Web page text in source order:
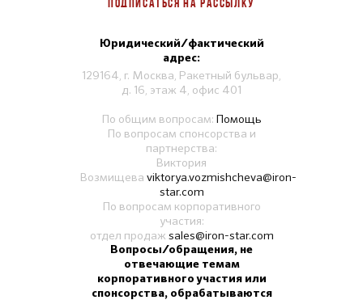
Юридический/фактический
адрес:
129164, г. Москва, Ракетный бульвар,
д. 16, этаж 4, офис 401
По общим вопросам: Помощь
По вопросам спонсорства и
партнерства:
Виктория
Возмищева viktorya.vozmishcheva@iron-
star.com
По вопросам корпоративного
участия:
отдел продаж sales@iron-star.com
Вопросы/обращения, не
отвечающие темам
корпоративного участия или
спонсорства, обрабатываются